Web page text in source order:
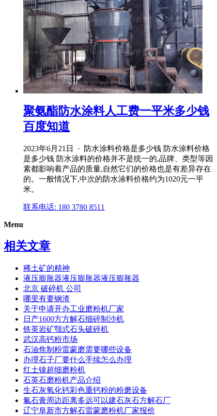
聚氨酯防水涂料人工费一平米多少钱
百度知道
2023年6月21日 · 防水涂料价格是多少钱 防水涂料价格
是多少钱 防水涂料的价格并不是统一的,品牌、类型等因
素都影响着产品的质量,自然它们的价格也是有差异存在
的。一般情况下,中次的防水涂料价格约为1020元一平
米。
联系电话: 180 3780 8511
Menu
相关文章
稀土矿的精神
液压膨胀器液压膨胀器液压膨胀器
北京 破碎机 公司
哪里有要钢渣
关于申请开办工业磨粉机厂家
日产1600方方解石细碎制沙机
铁英岩矿颚式石头破碎机
武汉高钙粉市场
石油焦制粉雷蒙磨需要哪些设备
办理石子厂要什么手续怎么办理
红土镍超细磨粉机
石英石磨粉机产品介绍
生石灰氧化钙彩色重钙粉的粉磨设备
氟石膏周边距离多远可以建石灰石方解石厂
辽宁阜新市方解石雷蒙磨粉机厂家报价